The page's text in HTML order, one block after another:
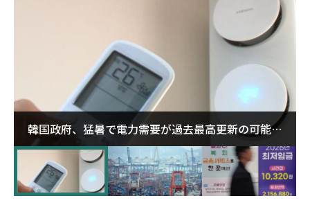
韓国政府、猛暑で電力需要が過去最高更新の可能性
に需給対応体制を点検